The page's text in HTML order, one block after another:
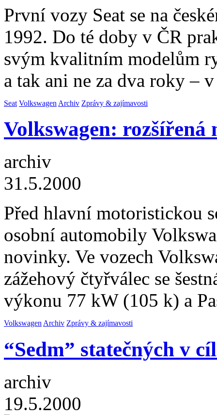
První vozy Seat se na
1992. Do té doby v ČR
svým kvalitním modelům
a tak ani ne za dva roky –
Seat Volkswagen Archiv Zprávy & zajímavosti
Volkswagen:
archiv
31.5.2000
Před hlavní motoristickou
osobní automobily
novinky. Ve vozech
zážehový čtyřválec se
výkonu 77 kW (105 k) a
Volkswagen Archiv Zprávy & zajímavosti
“Sedm” statečných v
archiv
19.5.2000